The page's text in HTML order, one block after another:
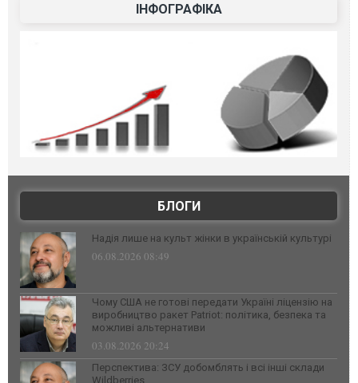
ІНФОГРАФІКА
БЛОГИ
Надія лише на культ жінки в українській культурі
06.08.2026 08:49
Чому США не готові передати Україні ліцензію на
виробництво ракет Patriot: політика, безпека та
можливі альтернативи
03.08.2026 20:24
Перспектива: ЗСУ добомблять і всі інші склади
Wildberries